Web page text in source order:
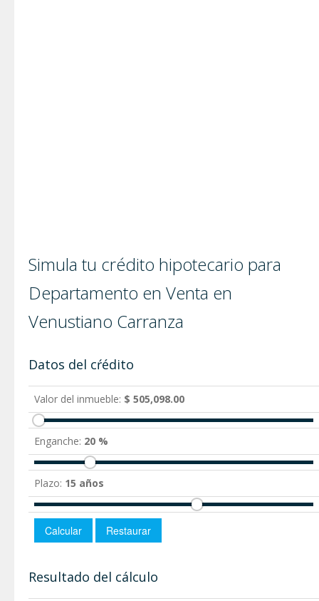
Simula tu crédito hipotecario para
Departamento en Venta en
Venustiano Carranza
Datos del cŕédito
Valor del inmueble: $ 505,098.00
Enganche: 20 %
Plazo: 15 años
Resultado del cálculo